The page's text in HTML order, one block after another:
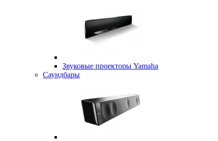
Звуковые проекторы Yamaha
Саундбары